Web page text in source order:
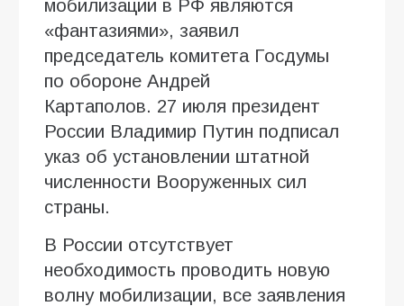
мобилизации в РФ являются
«фантазиями», заявил
председатель комитета Госдумы
по обороне Андрей
Картаполов. 27 июля президент
России Владимир Путин подписал
указ об установлении штатной
численности Вооруженных сил
страны.
В России отсутствует
необходимость проводить новую
волну мобилизации, все заявления